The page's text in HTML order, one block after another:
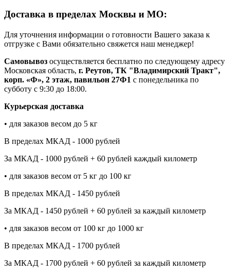
Доставка в пределах Москвы и МО:
Для уточнения информации о готовности Вашего заказа к
отгрузке с Вами обязательно свяжется наш менеджер!
Самовывоз осуществляется бесплатно по следующему адресу
Московская область, г. Реутов, ТК "Владимирский Тракт",
корп. «Ф», 2 этаж, павильон 27Ф1 с понедельника по
субботу с 9:30 до 18:00.
Курьерская доставка
• для заказов весом до 5 кг
В пределах МКАД - 1000 рублей
За МКАД - 1000 рублей + 60 рублей каждый километр
• для заказов весом от 5 кг до 100 кг
В пределах МКАД - 1450 рублей
За МКАД - 1450 рублей + 60 рублей за каждый километр
• для заказов весом от 100 кг до 1000 кг
В пределах МКАД - 1700 рублей
За МКАД - 1700 рублей + 60 рублей за каждый километр